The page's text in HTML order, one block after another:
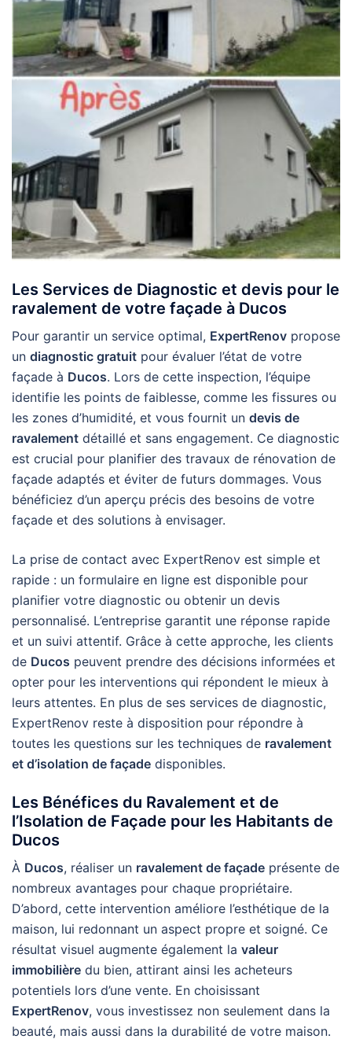
Les Services de Diagnostic et devis pour le
ravalement de votre façade à Ducos
Pour garantir un service optimal, ExpertRenov propose
un diagnostic gratuit pour évaluer l’état de votre
façade à Ducos. Lors de cette inspection, l’équipe
identifie les points de faiblesse, comme les fissures ou
les zones d’humidité, et vous fournit un devis de
ravalement détaillé et sans engagement. Ce diagnostic
est crucial pour planifier des travaux de rénovation de
façade adaptés et éviter de futurs dommages. Vous
bénéficiez d’un aperçu précis des besoins de votre
façade et des solutions à envisager.
La prise de contact avec ExpertRenov est simple et
rapide : un formulaire en ligne est disponible pour
planifier votre diagnostic ou obtenir un devis
personnalisé. L’entreprise garantit une réponse rapide
et un suivi attentif. Grâce à cette approche, les clients
de Ducos peuvent prendre des décisions informées et
opter pour les interventions qui répondent le mieux à
leurs attentes. En plus de ses services de diagnostic,
ExpertRenov reste à disposition pour répondre à
toutes les questions sur les techniques de ravalement
et d’isolation de façade disponibles.
Les Bénéfices du Ravalement et de
l’Isolation de Façade pour les Habitants de
Ducos
À Ducos, réaliser un ravalement de façade présente de
nombreux avantages pour chaque propriétaire.
D’abord, cette intervention améliore l’esthétique de la
maison, lui redonnant un aspect propre et soigné. Ce
résultat visuel augmente également la valeur
immobilière du bien, attirant ainsi les acheteurs
potentiels lors d’une vente. En choisissant
ExpertRenov, vous investissez non seulement dans la
beauté, mais aussi dans la durabilité de votre maison.